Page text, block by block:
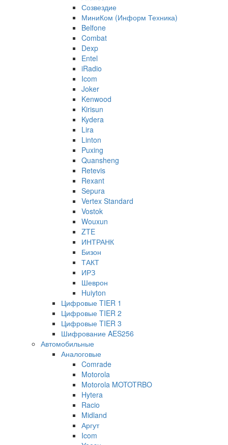
Созвездие
МиниКом (Информ Техника)
Belfone
Combat
Dexp
Entel
iRadio
Icom
Joker
Kenwood
Kirisun
Kydera
Lira
Linton
Puxing
Quansheng
Retevis
Rexant
Sepura
Vertex Standard
Vostok
Wouxun
ZTE
ИНТРАНК
Бизон
ТАКТ
ИРЗ
Шеврон
Huiyton
Цифровые TIER 1
Цифровые TIER 2
Цифровые TIER 3
Шифрование AES256
Автомобильные
Аналоговые
Comrade
Motorola
Motorola MOTOTRBO
Hytera
Racio
Midland
Аргут
Icom